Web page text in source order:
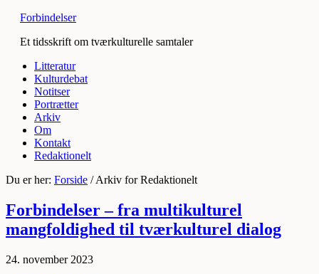
Forbindelser
Et tidsskrift om tværkulturelle samtaler
Litteratur
Kulturdebat
Notitser
Portrætter
Arkiv
Om
Kontakt
Redaktionelt
Du er her: Forside /Arkiv for Redaktionelt
Forbindelser – fra multikulturel
mangfoldighed til tværkulturel dialog
24. november 2023